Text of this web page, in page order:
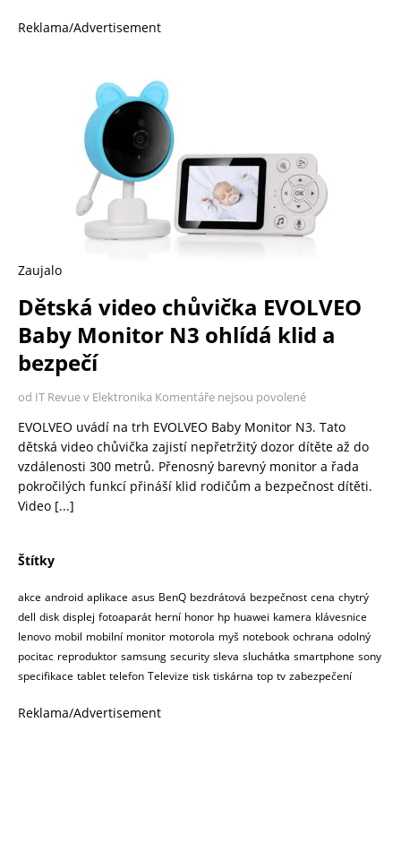
Reklama/Advertisement
Zaujalo
Dětská video chůvička EVOLVEO
Baby Monitor N3 ohlídá klid a
bezpečí
od IT Revue v Elektronika Komentáře nejsou povolené
EVOLVEO uvádí na trh EVOLVEO Baby Monitor N3. Tato
dětská video chůvička zajistí nepřetržitý dozor dítěte až do
vzdálenosti 300 metrů. Přenosný barevný monitor a řada
pokročilých funkcí přináší klid rodičům a bezpečnost dítěti.
Video [...]
Štítky
akce android aplikace asus BenQ bezdrátová bezpečnost cena chytrý
dell disk displej fotoaparát herní honor hp huawei kamera klávesnice
lenovo mobil mobilní monitor motorola myš notebook ochrana odolný
pocitac reproduktor samsung security sleva sluchátka smartphone sony
specifikace tablet telefon Televize tisk tiskárna top tv zabezpečení
Reklama/Advertisement